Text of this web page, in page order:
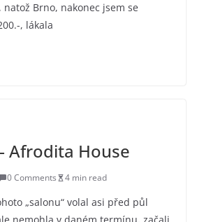
Brno, nakonec jsem se
, lákala
Afrodita House
0 Comments 4 min read
„salonu“ volal asi před půl